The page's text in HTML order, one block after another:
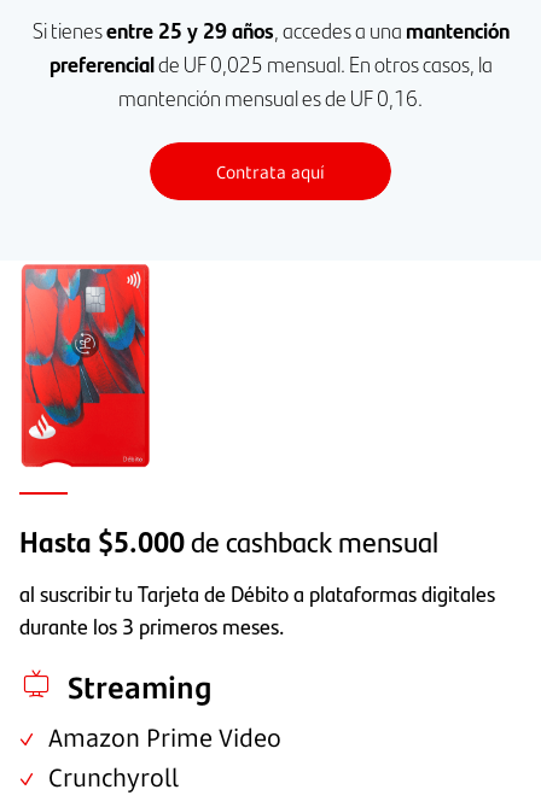
Si tienesentre 25 y 29 años, accedes a una mantención
preferencialde UF 0,025 mensual. En otros casos, la
mantención mensual es de UF 0,16.
Contrata aquí
Hasta $5.000de cashback mensual
al suscribir tu Tarjeta de Débito a plataformas digitales
durante los 3 primeros meses.
Streaming
Amazon Prime Video
Crunchyroll